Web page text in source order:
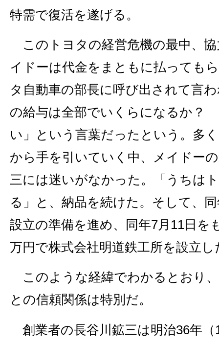
特需で復活を遂げる。
このトヨタの経営危機の最中、
イドーは代金をまともに払っても
タ自動車の部長に呼び出されて言
の給与は全部でいくらになるか？
い」という言葉だったという。多
から手を引いていく中、メイドー
三には迷いがなかった。「うちは
る」と、納品を続けた。そして、
設立の準備を進め、同年7月11日を
万円で株式会社明道鉄工所を設立し
このような経緯でわかるとおり
との信頼関係は特別だ。
創業者の長谷川鉱三は明治36年（